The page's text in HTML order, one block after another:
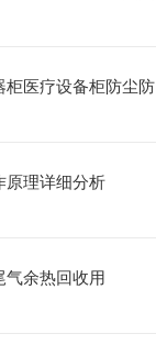
柜医疗设备柜防尘防
原理详细分析
气余热回收用